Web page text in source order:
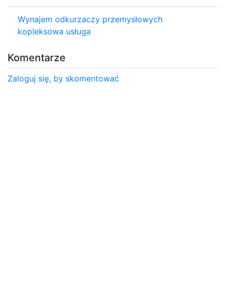
Wynajem odkurzaczy przemysłowych
kopleksowa usługa
Komentarze
Zaloguj się, by skomentować